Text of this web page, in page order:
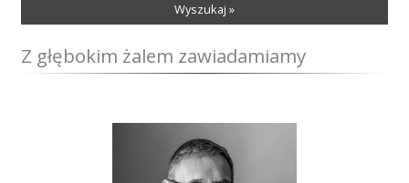
Wyszukaj »
Z głębokim żalem zawiadamiamy